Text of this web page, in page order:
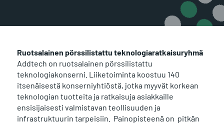
Ruotsalainen pörssilistattu teknologiaratkaisuryhmä
Addtech on ruotsalainen pörssilistattu
teknologiakonserni. Liiketoiminta koostuu 140
itsenäisestä konserniyhtiöstä, jotka myyvät korkean
teknologian tuotteita ja ratkaisuja asiakkaille
ensisijaisesti valmistavan teollisuuden ja
infrastruktuurin tarpeisiin. Painopisteenä on pitkän